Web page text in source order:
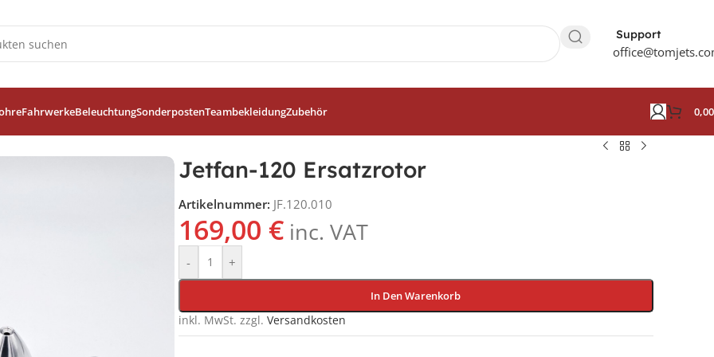
Support
FahrwerkeBeleuchtungSonderpostenTeambekleidungZubehör
Jetfan-120 Ersatzrotor
Artikelnummer: JF.120.010
169,00 €inc. VAT
- +
In Den Warenkorb
inkl. MwSt. zzgl. Versandkosten